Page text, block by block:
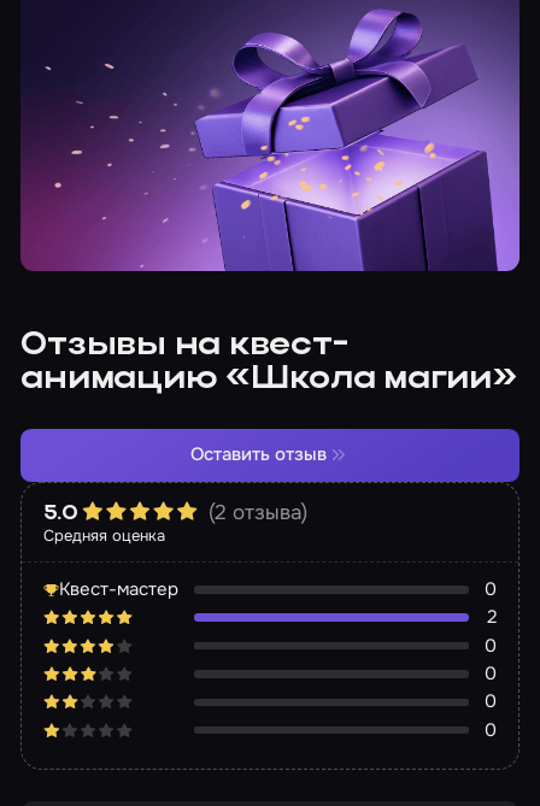
Отзывы на квест-
анимацию «Школа магии»
Средняя оценка
5.0 (2 отзыва)
Квест-мастер
0
2
0
0
0
0
Оставить отзыв